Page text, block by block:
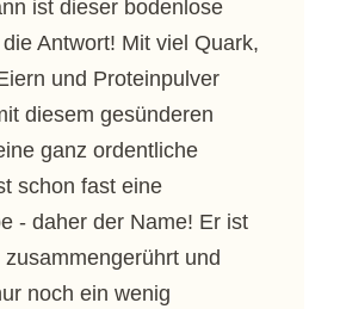
ist dieser bodenlose
Antwort! Mit viel Quark,
und Proteinpulver
diesem gesünderen
ganz ordentliche
schon fast eine
- daher der Name! Er ist
und
noch ein wenig